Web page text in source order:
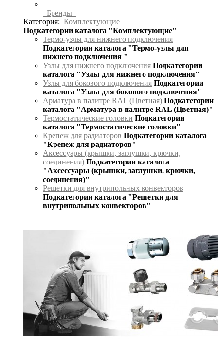
Бренды
Категория: Комплектующие
Подкатегории каталога "Комплектующие"
Термо-узлы для нижнего подключения
Подкатегории каталога "Термо-узлы для
нижнего подключения "
Узлы для нижнего подключения Подкатегории
каталога "Узлы для нижнего подключения"
Узлы для бокового подключения Подкатегории
каталога "Узлы для бокового подключения"
Арматура в палитре RAL (Цветная) Подкатегории
каталога "Арматура в палитре RAL (Цветная)"
Термостатические головки Подкатегории
каталога "Термостатические головки"
Крепеж для радиаторов Подкатегории каталога
"Крепеж для радиаторов"
Аксессуары (крышки, заглушки, крючки,
соединения) Подкатегории каталога
"Аксессуары (крышки, заглушки, крючки,
соединения)"
Решетки для внутрипольных конвекторов
Подкатегории каталога "Решетки для
внутрипольных конвекторов"